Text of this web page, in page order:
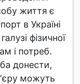
життя є
в Україні
фізичної
і потреб.
донести,
можуть